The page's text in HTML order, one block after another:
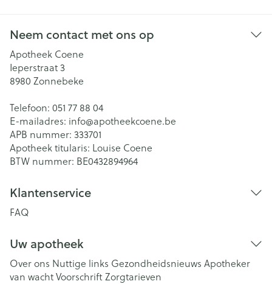
Neem contact met ons op
Apotheek Coene
Ieperstraat 3
8980 Zonnebeke
Telefoon: 051 77 88 04
E-mailadres: info@apotheekcoene.be
APB nummer: 333701
Apotheek titularis: Louise Coene
BTW nummer: BE0432894964
Klantenservice
FAQ
Uw apotheek
Over ons Nuttige links Gezondheidsnieuws Apotheker
van wachtVoorschriftZorgtarieven